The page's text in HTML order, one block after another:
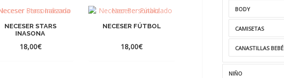
NECESER STARS
INASONA
18,00€
NECESER FÚTBOL
18,00€
BODY
CAMISETAS
CANASTILLAS BEBÉ
NIÑO